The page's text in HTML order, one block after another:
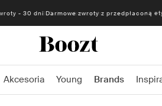
- 30 dni Darmowe zwroty z przedpłaconą
Akcesoria Young Brands